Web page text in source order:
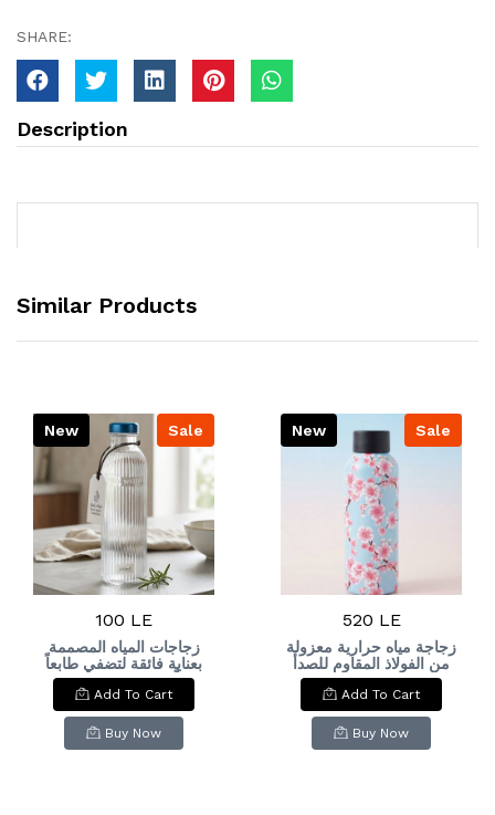
SHARE:
Description
Similar Products
Sale
New
100 LE
زجاجات المياه المصممة
بعناية فائقة لتضفي طابعاً
راقياً على روتينك اليومي.
مياه نقية، زجاج فاخر، وذوق
لا يُضاهى." ​ ​"Purity that
refreshes your soul
and a touch of luxury
Add To Cart
Buy Now
Sale
New
520 LE
زجاجة مياه حرارية معزولة
من الفولاذ المقاوم للصدأ
بنقوش زهور الكرز
اليابانية.&: Insulated
Stainless Steel Water
Bottle with Cherry
Blossom Pattern.
Add To Cart
Buy Now